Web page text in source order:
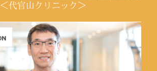
＜代官山クリニック＞